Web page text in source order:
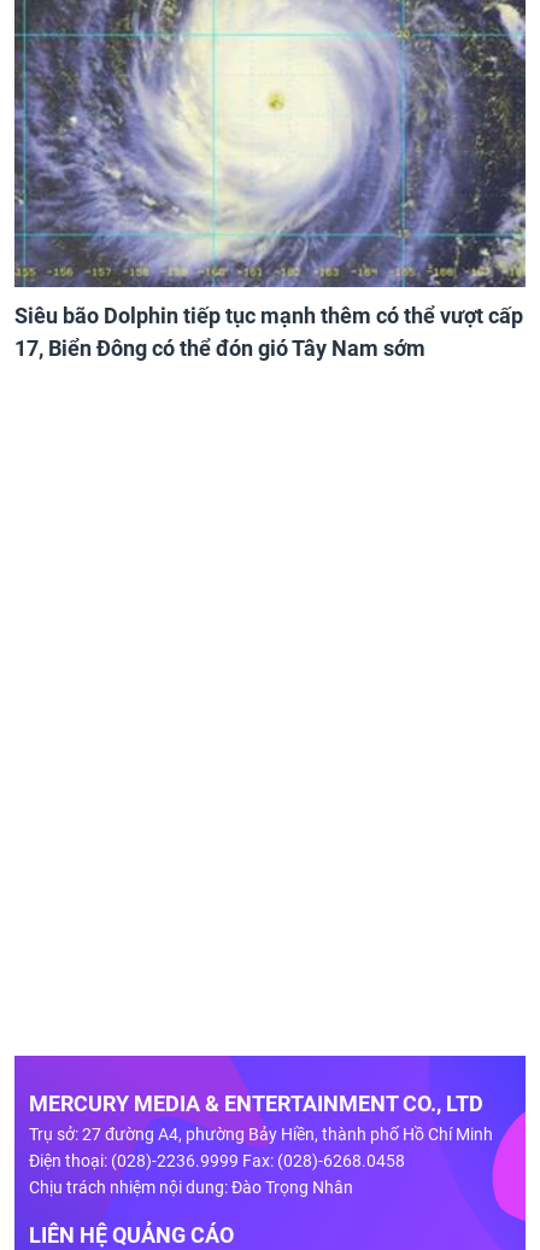
Siêu bão Dolphin tiếp tục mạnh thêm có thể vượt cấp
17, Biển Đông có thể đón gió Tây Nam sớm
MERCURY MEDIA & ENTERTAINMENT CO., LTD
Trụ sở: 27 đường A4, phường Bảy Hiền, thành phố Hồ Chí Minh
Điện thoại: (028)-2236.9999 Fax: (028)-6268.0458
Chịu trách nhiệm nội dung: Đào Trọng Nhân
LIÊN HỆ QUẢNG CÁO